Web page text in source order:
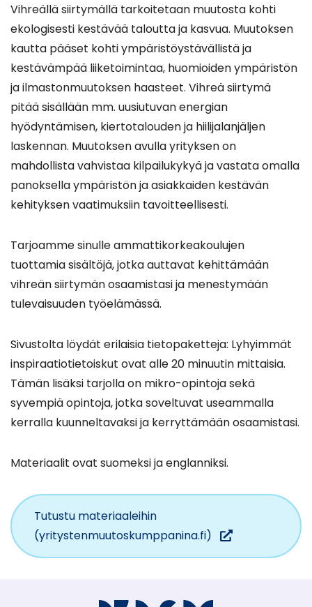
Vihreällä siirtymällä tarkoitetaan muutosta kohti
ekologisesti kestävää taloutta ja kasvua. Muutoksen
kautta pääset kohti ympäristöystävällistä ja
kestävämpää liiketoimintaa, huomioiden ympäristön
ja ilmastonmuutoksen haasteet. Vihreä siirtymä
pitää sisällään mm. uusiutuvan energian
hyödyntämisen, kiertotalouden ja hiilijalanjäljen
laskennan. Muutoksen avulla yrityksen on
mahdollista vahvistaa kilpailukykyä ja vastata omalla
panoksella ympäristön ja asiakkaiden kestävän
kehityksen vaatimuksiin tavoitteellisesti.
Tarjoamme sinulle ammattikorkeakoulujen
tuottamia sisältöjä, jotka auttavat kehittämään
vihreän siirtymän osaamistasi ja menestymään
tulevaisuuden työelämässä.
Sivustolta löydät erilaisia tietopaketteja: Lyhyimmät
inspiraatiotietoiskut ovat alle 20 minuutin mittaisia.
Tämän lisäksi tarjolla on mikro-opintoja sekä
syvempiä opintoja, jotka soveltuvat useammalla
kerralla kuunneltavaksi ja kerryttämään osaamistasi.
Materiaalit ovat suomeksi ja englanniksi.
Tutustu materiaaleihin
(yritystenmuutoskumppanina.fi) (siirryt
toiseen